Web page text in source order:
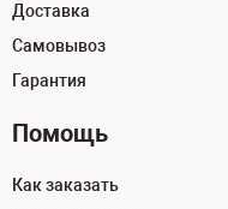
Доставка
Самовывоз
Гарантия
Помощь
Как заказать